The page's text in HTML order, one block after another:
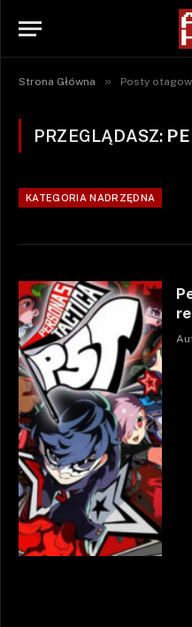
Strona Główna » Posty
PRZEGLĄDASZ:
KATEGORIA NADRZĘDNA